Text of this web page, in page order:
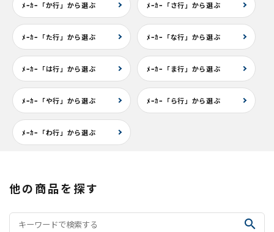
ﾒｰｶｰ「か行」から選ぶ ﾒｰｶｰ「さ行」から選ぶ
ﾒｰｶｰ「た行」から選ぶ ﾒｰｶｰ「な行」から選ぶ
ﾒｰｶｰ「は行」から選ぶ ﾒｰｶｰ「ま行」から選ぶ
ﾒｰｶｰ「や行」から選ぶ ﾒｰｶｰ「ら行」から選ぶ
ﾒｰｶｰ「わ行」から選ぶ
他の商品を探す
search